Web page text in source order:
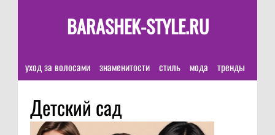
BARASHEK-STYLE.RU
уход за волосами знаменитости стиль мода тренды
Детский сад